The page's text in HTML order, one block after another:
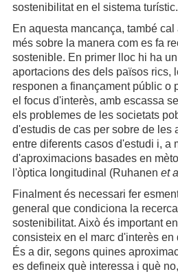
sostenibilitat en el sistema turístic.
En aquesta mancança, també
més sobre la manera com es fa
sostenible. En primer lloc hi ha
aportacions des dels països rics,
responen a finançament públic o
el focus d'interès, amb escassa
els problemes de les societats
d'estudis de cas per sobre de les
entre diferents casos d'estudi i, a
d'aproximacions basades en
l'òptica longitudinal (Ruhanen et
Finalment és necessari fer
general que condiciona la
sostenibilitat. Això és important
consisteix en el marc d'interès en
És a dir, segons quines
es defineix què interessa i què